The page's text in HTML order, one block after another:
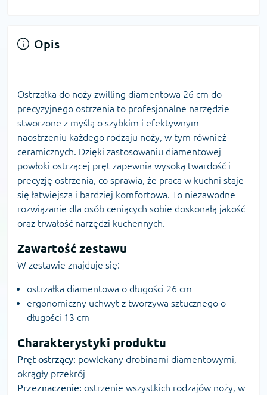
Opis
Ostrzałka do noży zwilling diamentowa 26 cm do
precyzyjnego ostrzenia to profesjonalne narzędzie
stworzone z myślą o szybkim i efektywnym
naostrzeniu każdego rodzaju noży, w tym również
ceramicznych. Dzięki zastosowaniu diamentowej
powłoki ostrzącej pręt zapewnia wysoką twardość i
precyzję ostrzenia, co sprawia, że praca w kuchni staje
się łatwiejsza i bardziej komfortowa. To niezawodne
rozwiązanie dla osób ceniących sobie doskonałą jakość
oraz trwałość narzędzi kuchennych.
Zawartość zestawu
W zestawie znajduje się:
ostrzałka diamentowa o długości 26 cm
ergonomiczny uchwyt z tworzywa sztucznego o
długości 13 cm
Charakterystyki produktu
Pręt ostrzący: powlekany drobinami diamentowymi,
okrągły przekrój
Przeznaczenie: ostrzenie wszystkich rodzajów noży, w